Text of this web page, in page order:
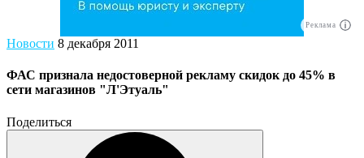
Реклама
Новости 8 декабря 2011
ФАС признала недостоверной рекламу скидок до 45% в
сети магазинов "Л'Этуаль"
Поделиться